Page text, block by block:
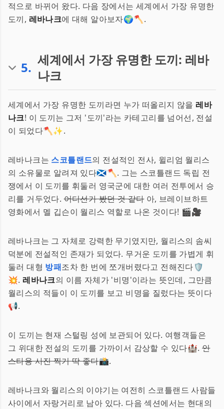
적으로 바뀌어 왔다. 다음 장에서는 세계에서 가장 유명한
도끼, 레바나크에 대해 알아보자🌍🪓.
5. 세계에서 가장 유명한 도끼: 레바
나크
세계에서 가장 유명한 도끼라면 누가 떠올리지 않을 레바
나크! 이 도끼는 그저 '도끼'라는 카테고리를 넘어선, 전설
이 되었다🪓✨.
레바나크는 스코틀랜드의 전설적인 전사, 윌리엄 월리스
의 소유물로 알려져 있다🏴󠁧󠁢󠁳󠁣󠁴󠁿🪓. 그는 스코틀랜드 독립 전
쟁에서 이 도끼를 휘둘러 영국군에 대한 여러 전투에서 승
리를 거두었다.어디선가 봤던 것 같다아, 브레이브하트
영화에서 멜 깁슨이 월리스 역할로 나온 것이다! 🎬🎥
레바나크는 그 자체로 강력한 무기였지만, 월리스의 솜씨
덕분에 전설적인 존재가 되었다. 무거운 도끼를 가볍게 휘
둘러 대형 방패조차 한 번에 쪼개버렸다고 전해진다🛡️
💥. 레바나크의 이름 자체가 '비명'이라는 뜻인데, 그만큼
월리스의 적들이 이 도끼를 보고 비명을 질렀다는 뜻이다
📢.
이 도끼는 현재 스털링 성에 보관되어 있다. 여행객들은
그 위대한 전설의 도끼를 가까이서 감상할 수 있다🏰. 인
스타용 사진 찍기 딱 좋다📸.
레바나크와 월리스의 이야기는 여전히 스코틀랜드 사람들
사이에서 자랑거리로 남아 있다. 다음 섹션에서는 현대의